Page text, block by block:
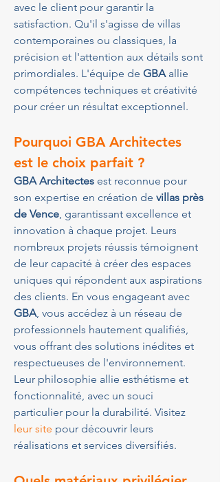
avec le client pour garantir la
satisfaction. Qu'il s'agisse de villas
contemporaines ou classiques, la
précision et l'attention aux détails sont
primordiales. L'équipe de GBA allie
compétences techniques et créativité
pour créer un résultat exceptionnel.
Pourquoi GBA Architectes
est le choix parfait ?
GBA Architectes est reconnue pour
son expertise en création de villas près
de Vence, garantissant excellence et
innovation à chaque projet. Leurs
nombreux projets réussis témoignent
de leur capacité à créer des espaces
uniques qui répondent aux aspirations
des clients. En vous engageant avec
GBA, vous accédez à un réseau de
professionnels hautement qualifiés,
vous offrant des solutions inédites et
respectueuses de l'environnement.
Leur philosophie allie esthétisme et
fonctionnalité, avec un souci
particulier pour la durabilité. Visitez
leur site pour découvrir leurs
réalisations et services diversifiés.